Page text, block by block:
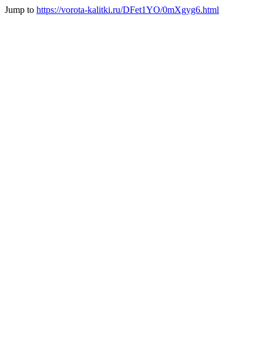
Jump to https://vorota-kalitki.ru/DFet1YO/0mXgyg6.html